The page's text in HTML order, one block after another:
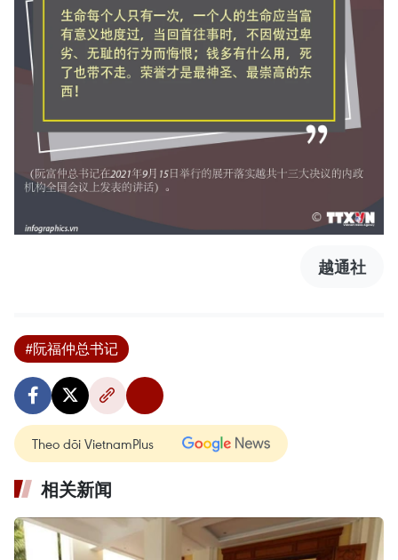
越通社
#阮福仲总书记
Theo dõi VietnamPlus
相关新闻